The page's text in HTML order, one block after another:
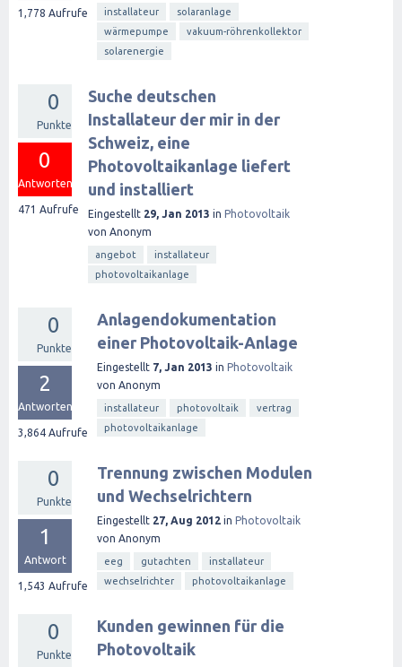
1,778 Aufrufe installateur
solaranlage
wärmepumpe
vakuum-röhrenkollektor
solarenergie
0
Punkte
0
Antworten
471 Aufrufe
Suche deutschen
Installateur der mir in der
Schweiz, eine
Photovoltaikanlage liefert
und installiert
Eingestellt 29, Jan 2013 in Photovoltaik
von Anonym
angebot
installateur
photovoltaikanlage
0
Punkte
2
Antworten
3,864 Aufrufe
Anlagendokumentation
einer Photovoltaik-Anlage
Eingestellt 7, Jan 2013 in Photovoltaik
von Anonym
installateur photovoltaik
vertrag
photovoltaikanlage
0
Punkte
1
Antwort
1,543 Aufrufe
Trennung zwischen Modulen
und Wechselrichtern
Eingestellt 27, Aug 2012 in Photovoltaik
von Anonym
eeg gutachten
installateur
wechselrichter
photovoltaikanlage
0
Punkte
Kunden gewinnen für die
Photovoltaik